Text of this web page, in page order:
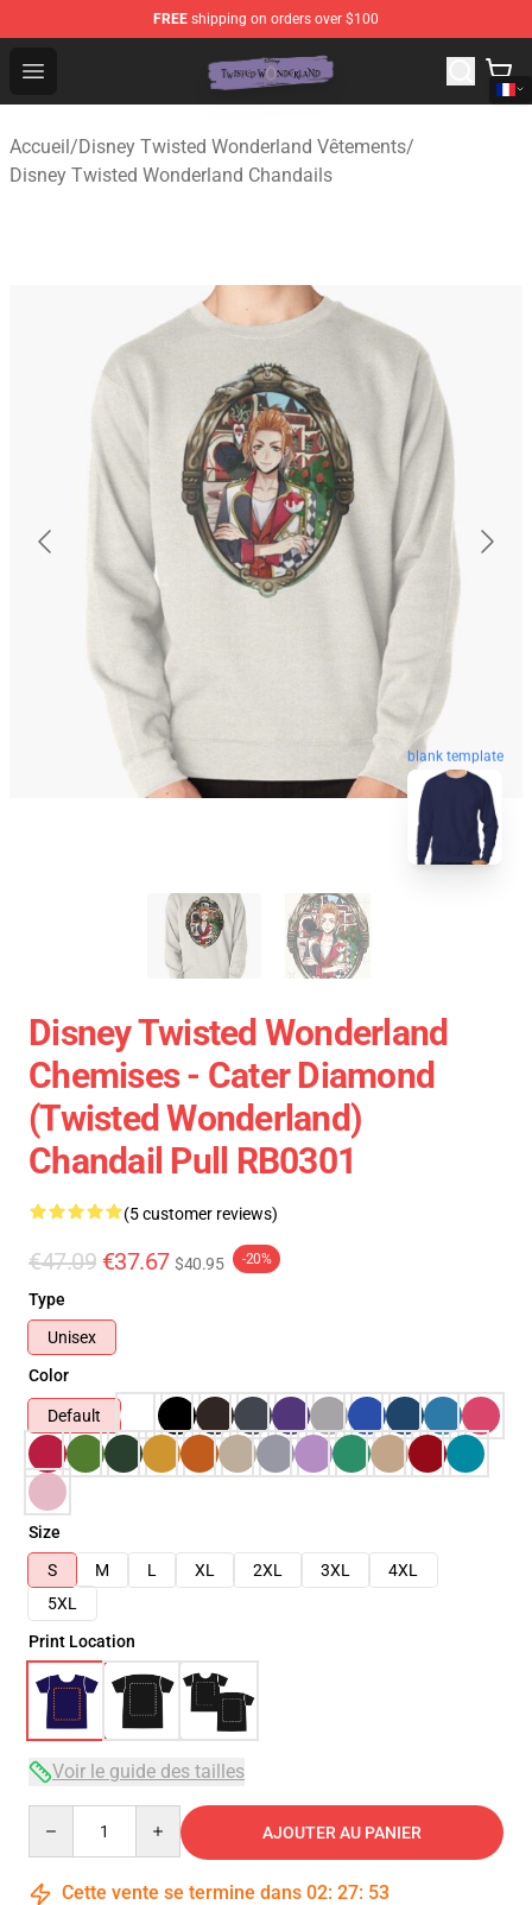
FREE shipping on orders over $100
Open menu
Twisted Wonderland Store - Official Twisted
Accueil/Disney Twisted Wonderland Vêtements/
Disney Twisted Wonderland Chandails
blank template
Disney Twisted Wonderland
Chemises - Cater Diamond
(Twisted Wonderland)
Chandail Pull RB0301
(5 customer reviews)
€47.09 €37.67 $40.95 -20%
Type
Unisex
Color
Default
Size
S
M L XL 2XL 3XL
4XL
5XL
Print Location
Voir le guide des tailles
AJOUTER AU PANIER
Cette vente se termine dans 02: 27: 52